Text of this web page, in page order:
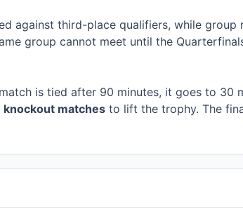
against third-place qualifiers, while group
group cannot meet until the
is tied after 90 minutes, it goes to 30
knockout matches to lift the trophy. The